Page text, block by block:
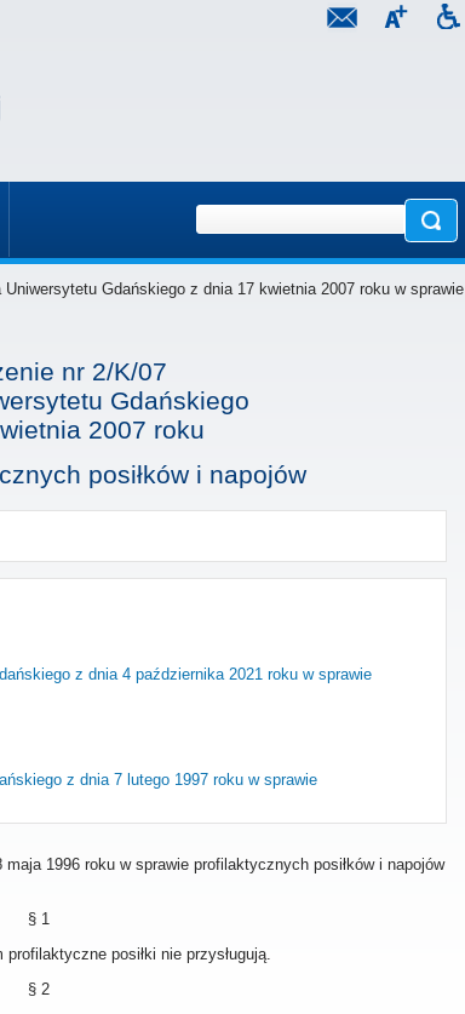
Gdańskiego z dnia 17 kwietnia 2007 roku w sprawie
nr 2/K/07
Gdańskiego
2007 roku
posiłków i napojów
z dnia 4 października 2021 roku w sprawie
z dnia 7 lutego 1997 roku w sprawie
1996 roku w sprawie profilaktycznych posiłków i napojów
§ 1
posiłki nie przysługują.
§ 2